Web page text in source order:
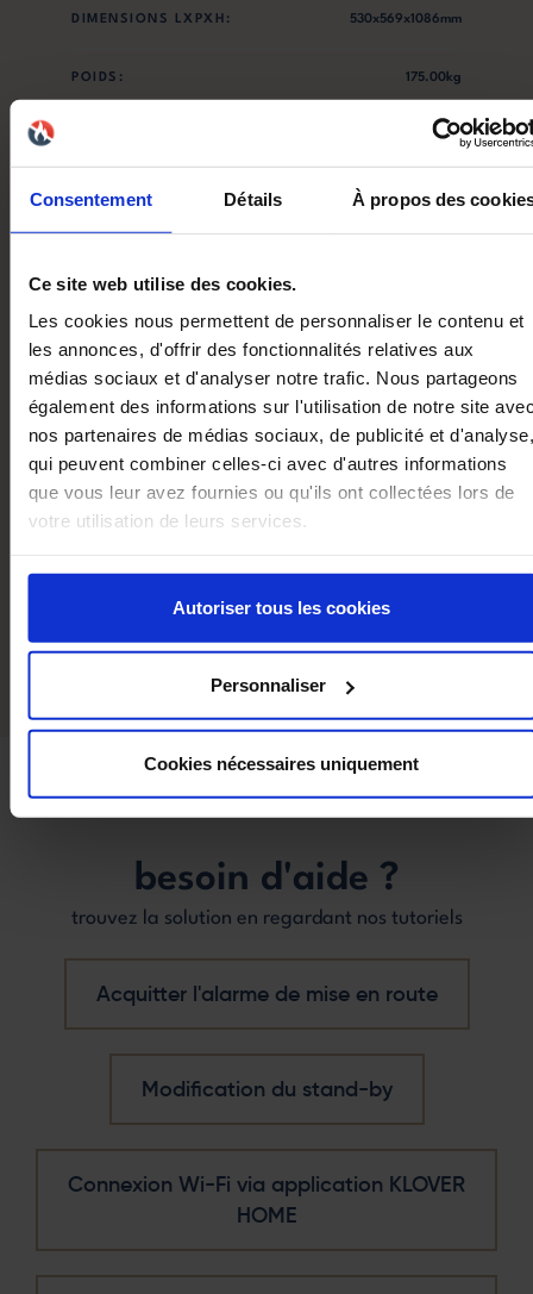
Consentement Détails À propos des
Ce site web utilise des cookies.
Les cookies nous permettent de personnaliser le contenu et
les annonces, d'offrir des fonctionnalités relatives aux
médias sociaux et d'analyser notre trafic. Nous partageons
également des informations sur l'utilisation de notre site
nos partenaires de médias sociaux, de publicité et d'analyse,
qui peuvent combiner celles-ci avec d'autres informations
que vous leur avez fournies ou qu'ils ont collectées lors de
votre utilisation de leurs services.
Autoriser tous les cookies
Personnaliser
Cookies nécessaires uniquement
DIMENSIONS LXPXH: 530x569x1086mm
POIDS: 175.00kg
20.00kg
NOX: 112.00mg/Nm³
POUSSIÈRES: 15.00mg/Nm³
ENTRÉE D'AIR: 50 mm (arrière)
DIAMÈTRE DES SORTIE DES
80.00mm
besoin d'aide ?
Acquitter l'alarme de mise en route
Modification du stand-by
Connexion Wi-Fi via application KLOVER
HOME